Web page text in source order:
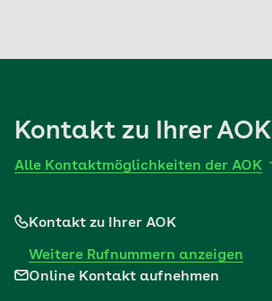
Kontakt zu Ihrer AOK
Alle Kontaktmöglichkeiten der AOK
Kontakt zu Ihrer AOK
Weitere Rufnummern anzeigen
Online Kontakt aufnehmen